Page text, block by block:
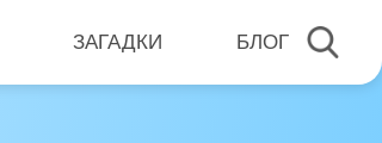
ЗАГАДКИ БЛОГ